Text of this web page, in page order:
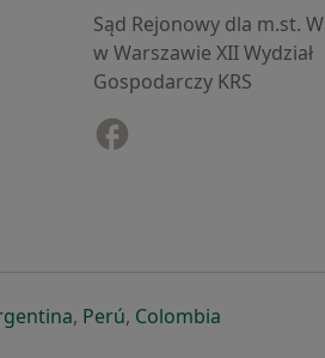
Sąd Rejonowy dla m.st.
w Warszawie XII Wydział
Gospodarczy KRS
karcie
w nowej karcie
się w nowej karcie
otwiera się w nowej karcie
, Perúotwiera się w nowej
, Colombiaotwiera się